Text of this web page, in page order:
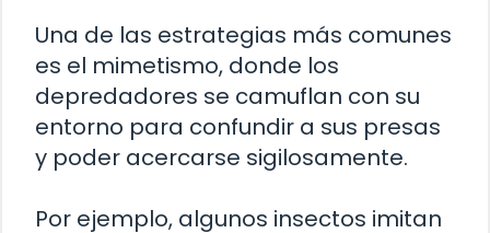
Una de las estrategias más comunes
es el mimetismo, donde los
depredadores se camuflan con su
entorno para confundir a sus presas
y poder acercarse sigilosamente.
Por ejemplo, algunos insectos imitan